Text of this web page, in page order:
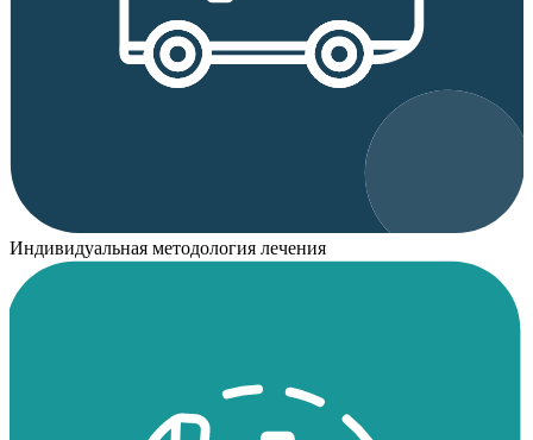
Индивидуальная методология лечения